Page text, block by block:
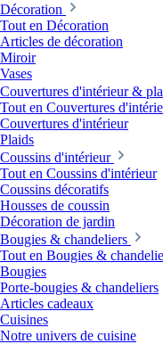
Décoration
Tout en Décoration
Articles de décoration
Miroir
Vases
Couvertures d'intérieur &
Tout en Couvertures
Couvertures d'intérieur
Plaids
Coussins d'intérieur
Tout en Coussins d'intérieur
Coussins décoratifs
Housses de coussin
Décoration de jardin
Bougies & chandeliers
Tout en Bougies &
Bougies
Porte-bougies & chandeliers
Articles cadeaux
Cuisines
Notre univers de cuisine